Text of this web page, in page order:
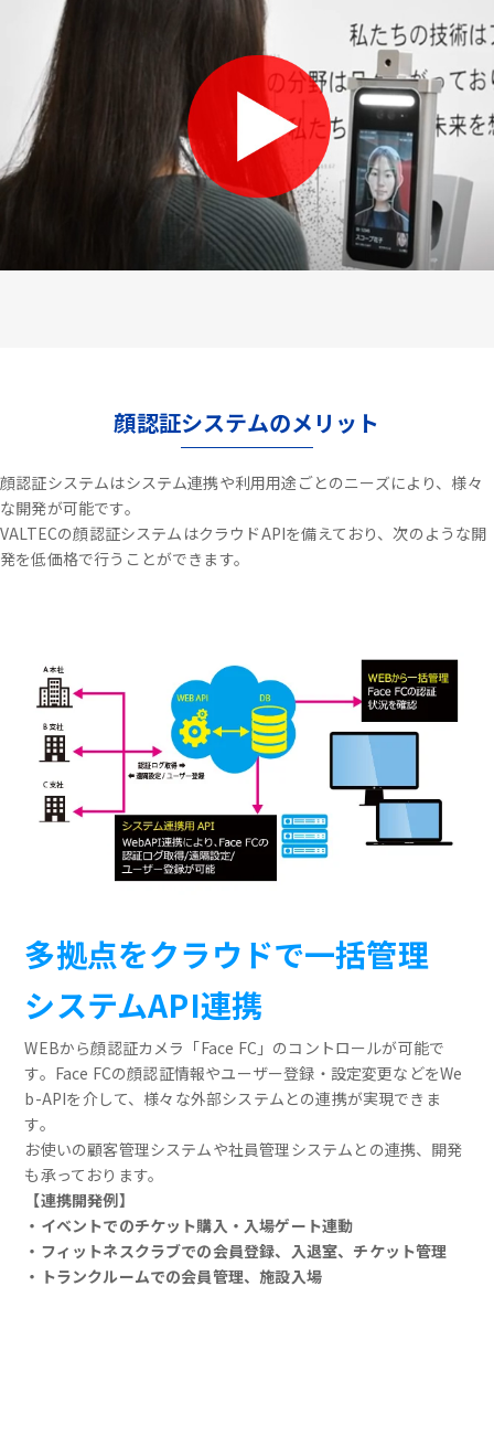
顔認証システムのメリット
顔認証システムはシステム連携や利用用途ごとのニーズにより、様々
な開発が可能です。
VALTECの顔認証システムはクラウドAPIを備えており、次のような開
発を低価格で行うことができます。
多拠点をクラウドで一括管理
システムAPI連携
WEBから顔認証カメラ「Face FC」のコントロールが可能で
す。Face FCの顔認証情報やユーザー登録・設定変更などをWe
b-APIを介して、様々な外部システムとの連携が実現できま
す。
お使いの顧客管理システムや社員管理システムとの連携、開発
も承っております。
【連携開発例】
・イベントでのチケット購入・入場ゲート連動
・フィットネスクラブでの会員登録、入退室、チケット管理
・トランクルームでの会員管理、施設入場